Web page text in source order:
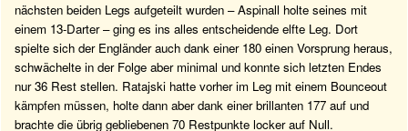
nächsten beiden Legs aufgeteilt wurden – Aspinall holte seines mit
einem 13-Darter – ging es ins alles entscheidende elfte Leg. Dort
spielte sich der Engländer auch dank einer 180 einen Vorsprung heraus,
schwächelte in der Folge aber minimal und konnte sich letzten Endes
nur 36 Rest stellen. Ratajski hatte vorher im Leg mit einem Bounceout
kämpfen müssen, holte dann aber dank einer brillanten 177 auf und
brachte die übrig gebliebenen 70 Restpunkte locker auf Null.